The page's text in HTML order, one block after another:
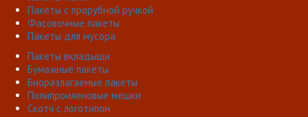
Пакеты с прорубной ручкой
Фасовочные пакеты
Пакеты для мусора
Пакеты вкладыши
Бумажные пакеты
Биоразлагаемые пакеты
Полипроиленовые мешки
Скотч с логотипом